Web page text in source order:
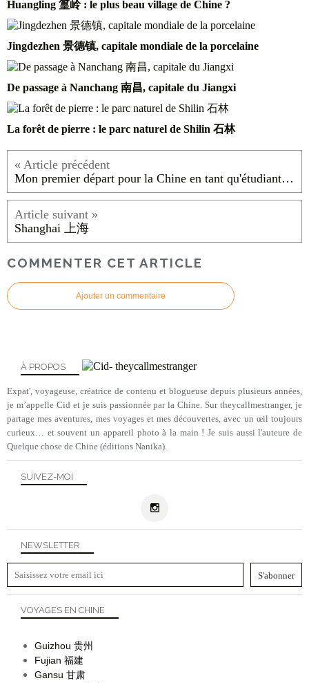
Huangling 篁岭 : le plus beau village de Chine ?
Jingdezhen 景德镇, capitale mondiale de la porcelaine
De passage à Nanchang 南昌, capitale du Jiangxi
La forêt de pierre : le parc naturel de Shilin 石林
Mon premier départ pour la Chine en tant qu'étudiante en 2009
Shanghai 上海
COMMENTER CET ARTICLE
Ajouter un commentaire
NEWSLETTER
SUIVEZ-MOI
À PROPOS
Expat', voyageuse, créatrice de contenu et blogueuse depuis plusieurs années,
je m’appelle Cid et je suis passionnée par la Chine. Sur theycallmestranger, je
partage mes aventures, mes voyages et mes découvertes, avec un œil toujours
curieux… et souvent un appareil photo à la main ! Je suis aussi l'auteure de
Quelque chose de Chine (éditions Nanika).
VOYAGES EN CHINE
Guizhou 贵州
Fujian 福建
Gansu 甘肃